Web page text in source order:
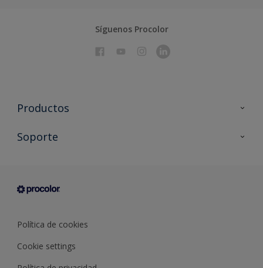
Síguenos Procolor
Productos
Todos los productos
Condiciones generales de venta
Soporte
Sobre Procolor
Política de cookies
Cookie settings